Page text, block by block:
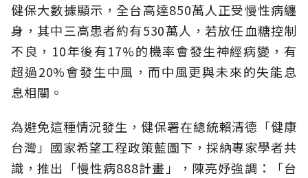
健保大數據顯示，全台高達850萬人正受慢性病纏
身，其中三高患者約有530萬人，若放任血糖控制
不良，10年後有17%的機率會發生神經病變，有
超過20%會發生中風，而中風更與未來的失能息
息相關。
為避免這種情況發生，健保署在總統賴清德「健康
台灣」國家希望工程政策藍圖下，採納專家學者共
識，推出「慢性病888計畫」，陳亮妤強調：「台